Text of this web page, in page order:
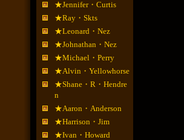
★Jennifer・Curtis
★Ray・Skts
★Leonard・Nez
★Johnathan・Nez
★Michael・Perry
★Alvin・Yellowhorse
★Shane・R・Hendre
n
★Aaron・Anderson
★Harrison・Jim
★Ivan・Howard